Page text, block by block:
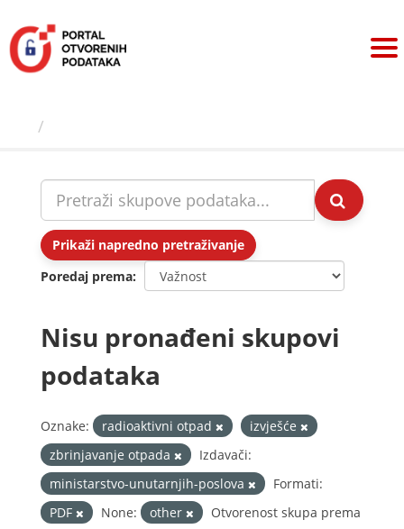
sadržaj
Prikaži napredno pretraživanje
Poredaj prema
Nisu pronađeni skupovi
podataka
Oznake: radioaktivni otpad
izvješće
zbrinjavanje otpada
Izdavači:
ministarstvo-unutarnjih-poslova
Formati:
PDF
None: other
Otvorenost skupa prema